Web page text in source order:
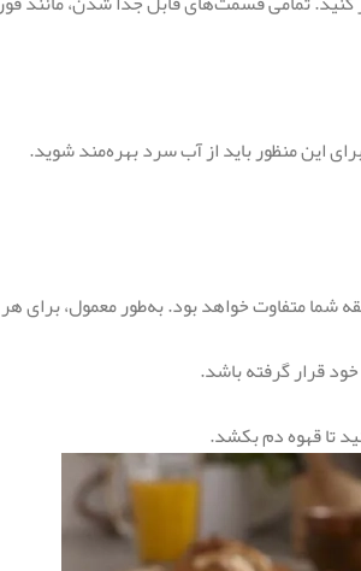
این منظور باید از آب سرد بهره‌مند شوید.
شما متفاوت خواهد بود. به‌طور معمول،
قرار گرفته باشد.
تا قهوه دم بکشد.